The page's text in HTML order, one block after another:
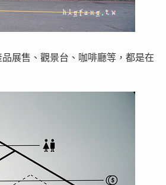
展售、觀景台、咖啡廳等，都是在